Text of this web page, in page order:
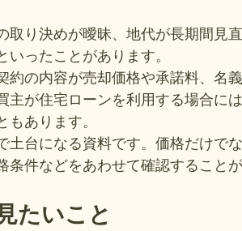
り決めが曖昧、地代が長期間見
ったことがあります。
約の内容が売却価格や承諾料、名
が住宅ローンを利用する場合に
あります。
台になる資料です。価格だけで
件などをあわせて確認することが
たいこと